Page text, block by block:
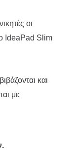
οι
IdeaPad Slim
και
με